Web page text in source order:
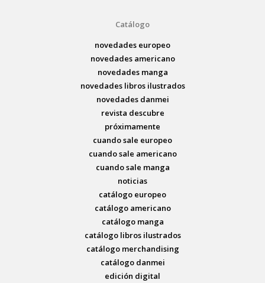
Catálogo
novedades europeo
novedades americano
novedades manga
novedades libros ilustrados
novedades danmei
revista descubre
próximamente
cuando sale europeo
cuando sale americano
cuando sale manga
noticias
catálogo europeo
catálogo americano
catálogo manga
catálogo libros ilustrados
catálogo merchandising
catálogo danmei
edición digital